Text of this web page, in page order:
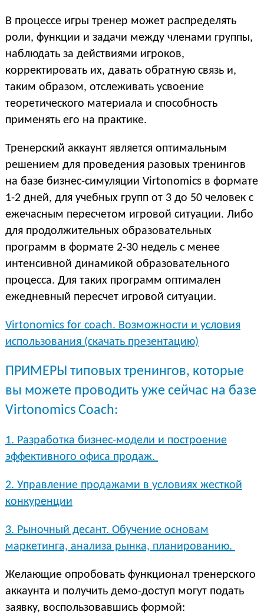
В процессе игры тренер может распределять
роли, функции и задачи между членами группы,
наблюдать за действиями игроков,
корректировать их, давать обратную связь и,
таким образом, отслеживать усвоение
теоретического материала и способность
применять его на практике.
Тренерский аккаунт является оптимальным
решением для проведения разовых тренингов
на базе бизнес-симуляции Virtonomics в формате
1-2 дней, для учебных групп от 3 до 50 человек с
ежечасным пересчетом игровой ситуации. Либо
для продолжительных образовательных
программ в формате 2-30 недель с менее
интенсивной динамикой образовательного
процесса. Для таких программ оптимален
ежедневный пересчет игровой ситуации.
Virtonomics for coach. Возможности и условия
использования (скачать презентацию)
ПРИМЕРЫ типовых тренингов, которые
вы можете проводить уже сейчас на базе
Virtonomics Coach:
1. Разработка бизнес-модели и построение
эффективного офиса продаж.
2. Управление продажами в условиях жесткой
конкуренции
3. Рыночный десант. Обучение основам
маркетинга, анализа рынка, планированию.
Желающие опробовать функционал тренерского
аккаунта и получить демо-доступ могут подать
заявку, воспользовавшись формой: